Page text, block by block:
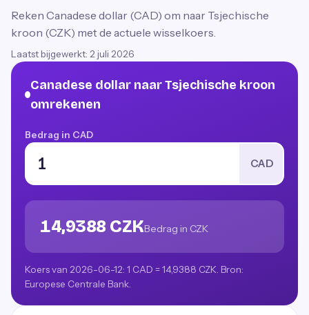
Reken Canadese dollar (CAD) om naar Tsjechische
kroon (CZK) met de actuele wisselkoers.
Laatst bijgewerkt: 2 juli 2026
Canadese dollar naar Tsjechische kroon
omrekenen
Bedrag in CAD
CAD
14,9388 CZKBedrag in CZK
Koers van 2026-06-12: 1 CAD = 14,9388 CZK. Bron:
Europese Centrale Bank.